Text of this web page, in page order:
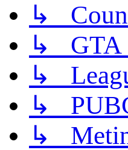
↳
↳ GTA
↳
↳
↳